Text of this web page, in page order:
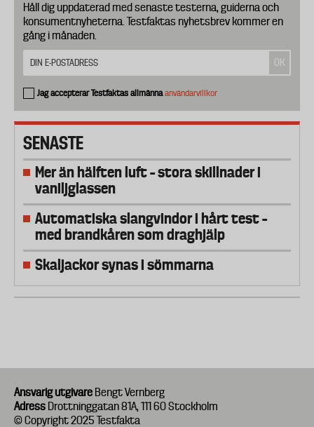
Håll dig uppdaterad med senaste testerna, guiderna och
konsumentnyheterna. Testfaktas nyhetsbrev kommer en
gång i månaden.
Jag accepterar Testfaktas allmännaanvändarvillkor
SENASTE
Mer än hälften luft – stora skillnader i
vaniljglassen
Automatiska slangvindor i hårt test –
med brandkåren som draghjälp
Skaljackor synas i sömmarna
Ansvarig utgivare Bengt Vernberg
Adress Drottninggatan 81A, 111 60 Stockholm
© Copyright 2025 Testfakta